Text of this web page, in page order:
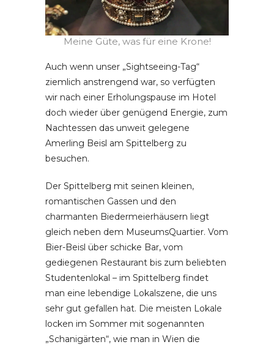
Meine Güte, was für eine Krone!
Auch wenn unser „Sightseeing-Tag“
ziemlich anstrengend war, so verfügten
wir nach einer Erholungspause im Hotel
doch wieder über genügend Energie, zum
Nachtessen das unweit gelegene
Amerling Beisl am Spittelberg zu
besuchen.
Der Spittelberg mit seinen kleinen,
romantischen Gassen und den
charmanten Biedermeierhäusern liegt
gleich neben dem MuseumsQuartier. Vom
Bier-Beisl über schicke Bar, vom
gediegenen Restaurant bis zum beliebten
Studentenlokal – im Spittelberg findet
man eine lebendige Lokalszene, die uns
sehr gut gefallen hat. Die meisten Lokale
locken im Sommer mit sogenannten
„Schanigärten“, wie man in Wien die